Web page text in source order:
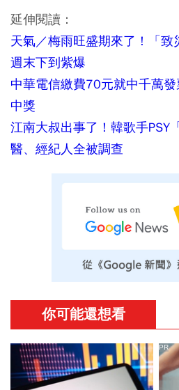
延伸閱讀：
天氣／梅雨旺盛期來了！「致
週末下到紫爆
中華電信繳費70元就中千萬
中獎
江南大叔出事了！韓歌手PSY
醫、經紀人全被調查